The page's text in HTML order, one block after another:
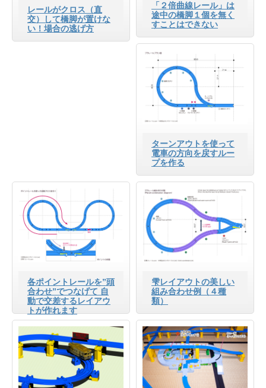
レールがクロス（直
交）して橋脚が置けな
い！場合の逃げ方
「２倍曲線レール」は
途中の橋脚１個を無く
すことはできない
ターンアウトを使って
電車の方向を戻すルー
プを作る
各ポイントレールを”頭
合わせ”でつなげて 自
動で交差するレイアウ
トが作れます
雫レイアウトの美しい
組み合わせ例（４種
類）